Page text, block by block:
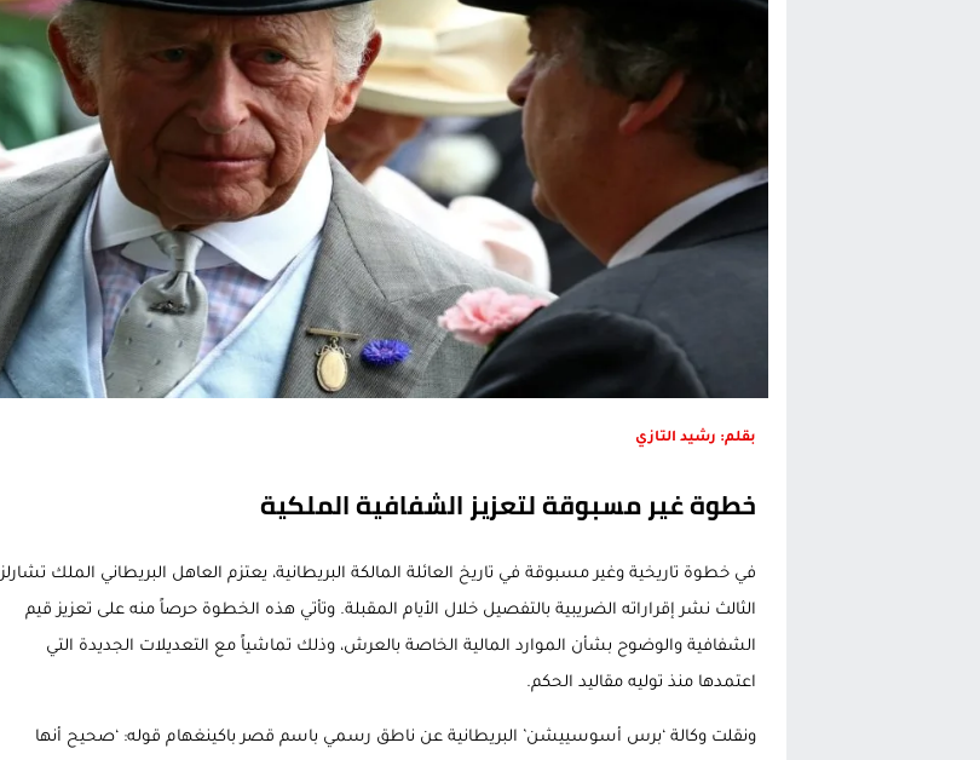
الحكومة الإسبانية تعلن عن ميزانية استثنائية بقيمة 25 مليون يورو لرعاية القاصرين في سبتة
قطاع نقل البضائع بالمغرب يلوح بإضراب وطني جراء ارتفاع أسعار الوقود
حريق بالمركب التجاري بالناظور يثير حالة استنفار أمني والوقاية المدنية تتدخل
زيادة تسعيرة النقل بالحسيمة تضع عمالة الإقليم تحت مجهر مطالب الشارع
بقلم: رشيد التازي
خطوة غير مسبوقة لتعزيز الشفافية الملكية
في خطوة تاريخية وغير مسبوقة في تاريخ العائلة المالكة البريطانية، يعتزم العاهل البريطاني الملك تشارلز
الثالث نشر إقراراته الضريبية بالتفصيل خلال الأيام المقبلة. وتأتي هذه الخطوة حرصاً منه على تعزيز قيم
الشفافية والوضوح بشأن الموارد المالية الخاصة بالعرش، وذلك تماشياً مع التعديلات الجديدة التي
اعتمدها منذ توليه مقاليد الحكم.
ونقلت وكالة ‘برس أسوسييشن’ البريطانية عن ناطق رسمي باسم قصر باكينغهام قوله: ‘صحيح أنها